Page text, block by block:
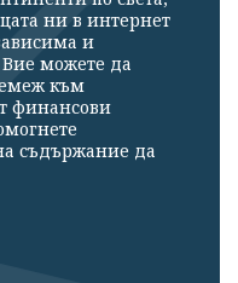
ни в интернет
и
Вие можете да
към
финансови
съдържание да